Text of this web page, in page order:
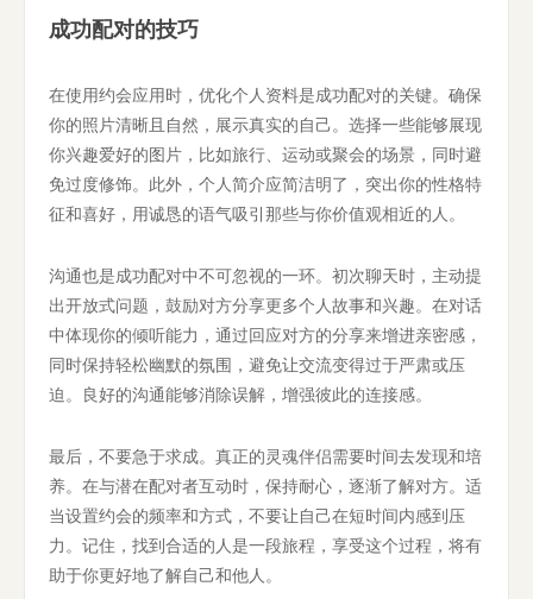
成功配对的技巧
在使用约会应用时，优化个人资料是成功配对的关键。确保
你的照片清晰且自然，展示真实的自己。选择一些能够展现
你兴趣爱好的图片，比如旅行、运动或聚会的场景，同时避
免过度修饰。此外，个人简介应简洁明了，突出你的性格特
征和喜好，用诚恳的语气吸引那些与你价值观相近的人。
沟通也是成功配对中不可忽视的一环。初次聊天时，主动提
出开放式问题，鼓励对方分享更多个人故事和兴趣。在对话
中体现你的倾听能力，通过回应对方的分享来增进亲密感，
同时保持轻松幽默的氛围，避免让交流变得过于严肃或压
迫。良好的沟通能够消除误解，增强彼此的连接感。
最后，不要急于求成。真正的灵魂伴侣需要时间去发现和培
养。在与潜在配对者互动时，保持耐心，逐渐了解对方。适
当设置约会的频率和方式，不要让自己在短时间内感到压
力。记住，找到合适的人是一段旅程，享受这个过程，将有
助于你更好地了解自己和他人。